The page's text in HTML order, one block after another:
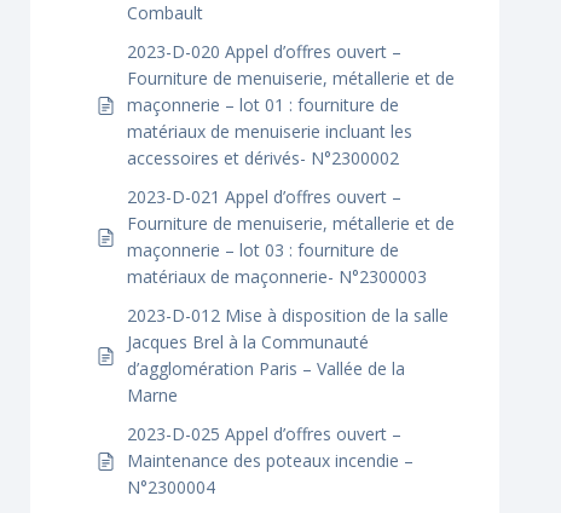
Combault
2023-D-020 Appel d’offres ouvert –
Fourniture de menuiserie, métallerie et de
maçonnerie – lot 01 : fourniture de
matériaux de menuiserie incluant les
accessoires et dérivés- N°2300002
2023-D-021 Appel d’offres ouvert –
Fourniture de menuiserie, métallerie et de
maçonnerie – lot 03 : fourniture de
matériaux de maçonnerie- N°2300003
2023-D-012 Mise à disposition de la salle
Jacques Brel à la Communauté
d’agglomération Paris – Vallée de la
Marne
2023-D-025 Appel d’offres ouvert –
Maintenance des poteaux incendie –
N°2300004